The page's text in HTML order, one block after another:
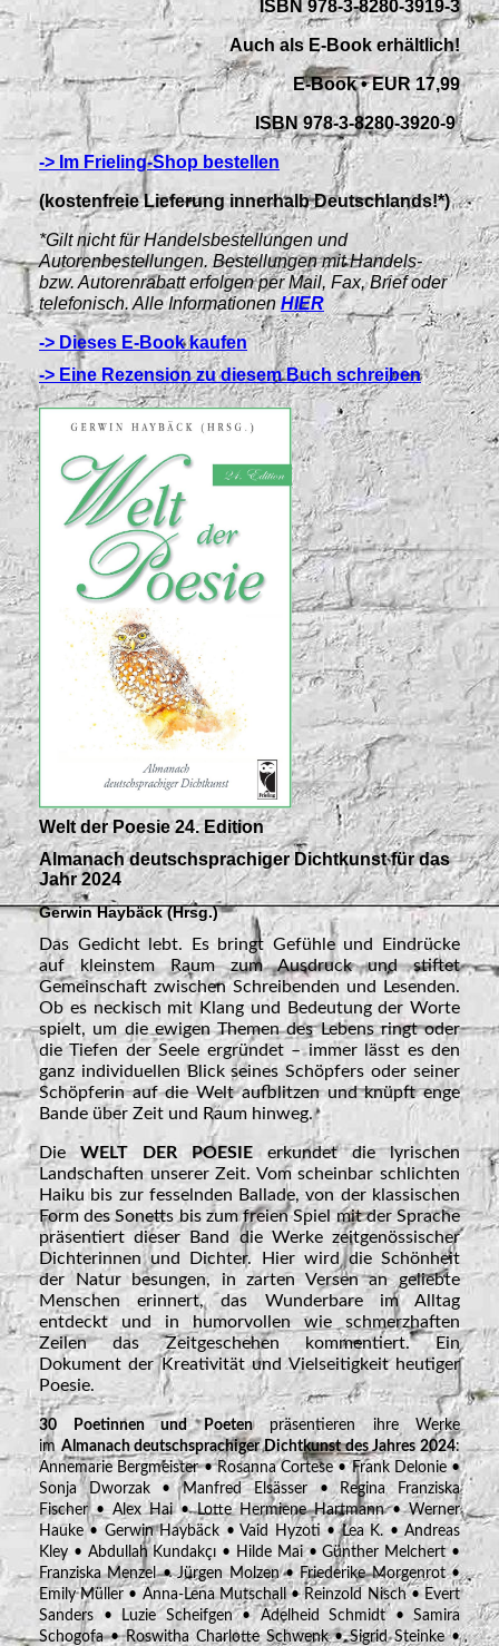
ISBN 978-3-8280-3919-3
Auch als E-Book erhältlich!
E-Book • EUR 17,99
ISBN 978-3-8280-3920-9
-> Im Frieling-Shop bestellen
(kostenfreie Lieferung innerhalb Deutschlands!*)
*Gilt nicht für Handelsbestellungen und
Autorenbestellungen. Bestellungen mit Handels-
bzw. Autorenrabatt erfolgen per Mail, Fax, Brief oder
telefonisch. Alle Informationen HIER
-> Dieses E-Book kaufen
-> Eine Rezension zu diesem Buch schreiben
Welt der Poesie 24. Edition
Almanach deutschsprachiger Dichtkunst für das
Jahr 2024
Gerwin Haybäck (Hrsg.)
Das Gedicht lebt. Es bringt Gefühle und Eindrücke
auf kleinstem Raum zum Ausdruck und stiftet
Gemeinschaft zwischen Schreibenden und Lesenden.
Ob es neckisch mit Klang und Bedeutung der Worte
spielt, um die ewigen Themen des Lebens ringt oder
die Tiefen der Seele ergründet – immer lässt es den
ganz individuellen Blick seines Schöpfers oder seiner
Schöpferin auf die Welt aufblitzen und knüpft enge
Bande über Zeit und Raum hinweg.
DieWELT DER POESIE erkundet die lyrischen
Landschaften unserer Zeit. Vom scheinbar schlichten
Haiku bis zur fesselnden Ballade, von der klassischen
Form des Sonetts bis zum freien Spiel mit der Sprache
präsentiert dieser Band die Werke zeitgenössischer
Dichterinnen und Dichter. Hier wird die Schönheit
der Natur besungen, in zarten Versen an geliebte
Menschen erinnert, das Wunderbare im Alltag
entdeckt und in humorvollen wie schmerzhaften
Zeilen das Zeitgeschehen kommentiert. Ein
Dokument der Kreativität und Vielseitigkeit heutiger
Poesie.
30 Poetinnen und Poetenpräsentieren ihre Werke
im Almanach deutschsprachiger Dichtkunst des Jahres 2024:
Annemarie Bergmeister • Rosanna Cortese • Frank Delonie •
Sonja Dworzak • Manfred Elsässer • Regina Franziska
Fischer • Alex Hai • Lotte Hermiene Hartmann • Werner
Hauke • Gerwin Haybäck • Vaid Hyzoti • Lea K. • Andreas
Kley • Abdullah Kundakçı • Hilde Mai • Günther Melchert •
Franziska Menzel • Jürgen Molzen • Friederike Morgenrot •
Emily Müller • Anna-Lena Mutschall • Reinzold Nisch • Evert
Sanders • Luzie Scheifgen • Adelheid Schmidt • Samira
Schogofa • Roswitha Charlotte Schwenk • Sigrid Steinke •